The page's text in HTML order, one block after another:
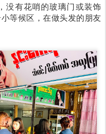
没有花哨的玻璃门或装饰
等候区，在做头发的朋友